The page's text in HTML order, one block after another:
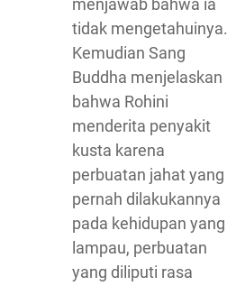
menjawab bahwa ia
tidak mengetahuinya.
Kemudian Sang
Buddha menjelaskan
bahwa Rohini
menderita penyakit
kusta karena
perbuatan jahat yang
pernah dilakukannya
pada kehidupan yang
lampau, perbuatan
yang diliputi rasa